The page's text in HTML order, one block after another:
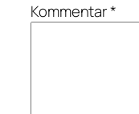
Kommentar*